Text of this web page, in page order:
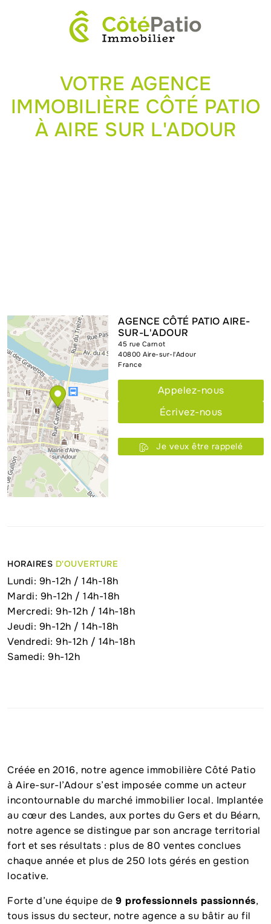
VOTRE AGENCE
IMMOBILIÈRE CÔTÉ PATIO
À AIRE SUR L'ADOUR
AGENCE CÔTÉ PATIO AIRE-
SUR-L'ADOUR
45 rue Carnot
40800 Aire-sur-l'Adour
France
Appelez-nous
Écrivez-nous
Je veux être rappelé
HORAIRES D'OUVERTURE
Lundi: 9h-12h / 14h-18h
Mardi: 9h-12h / 14h-18h
Mercredi: 9h-12h / 14h-18h
Jeudi: 9h-12h / 14h-18h
Vendredi: 9h-12h / 14h-18h
Samedi: 9h-12h
Créée en 2016, notre agence immobilière Côté Patio
à Aire-sur-l’Adour s’est imposée comme un acteur
incontournable du marché immobilier local. Implantée
au cœur des Landes, aux portes du Gers et du Béarn,
notre agence se distingue par son ancrage territorial
fort et ses résultats : plus de 80 ventes conclues
chaque année et plus de 250 lots gérés en gestion
locative.
Forte d’une équipe de 9 professionnels passionnés,
tous issus du secteur, notre agence a su bâtir au fil